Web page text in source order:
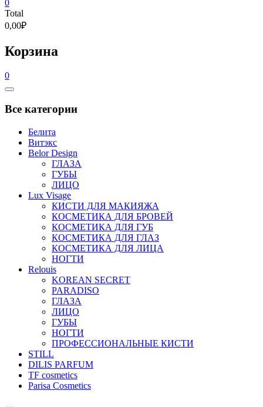
0
Total
0,00₽
Корзина
0
Catalog
Все категории
Белита
Витэкс
Belor Design
ГЛАЗА
ГУБЫ
ЛИЦО
Lux Visage
КИСТИ ДЛЯ МАКИЯЖА
КОСМЕТИКА ДЛЯ БРОВЕЙ
КОСМЕТИКА ДЛЯ ГУБ
КОСМЕТИКА ДЛЯ ГЛАЗ
КОСМЕТИКА ДЛЯ ЛИЦА
НОГТИ
Relouis
KOREAN SECRET
PARADISO
ГЛАЗА
ЛИЦО
ГУБЫ
НОГТИ
ПРОФЕССИОНАЛЬНЫЕ КИСТИ
STILL
DILIS PARFUM
TF cosmetics
Parisa Cosmetics